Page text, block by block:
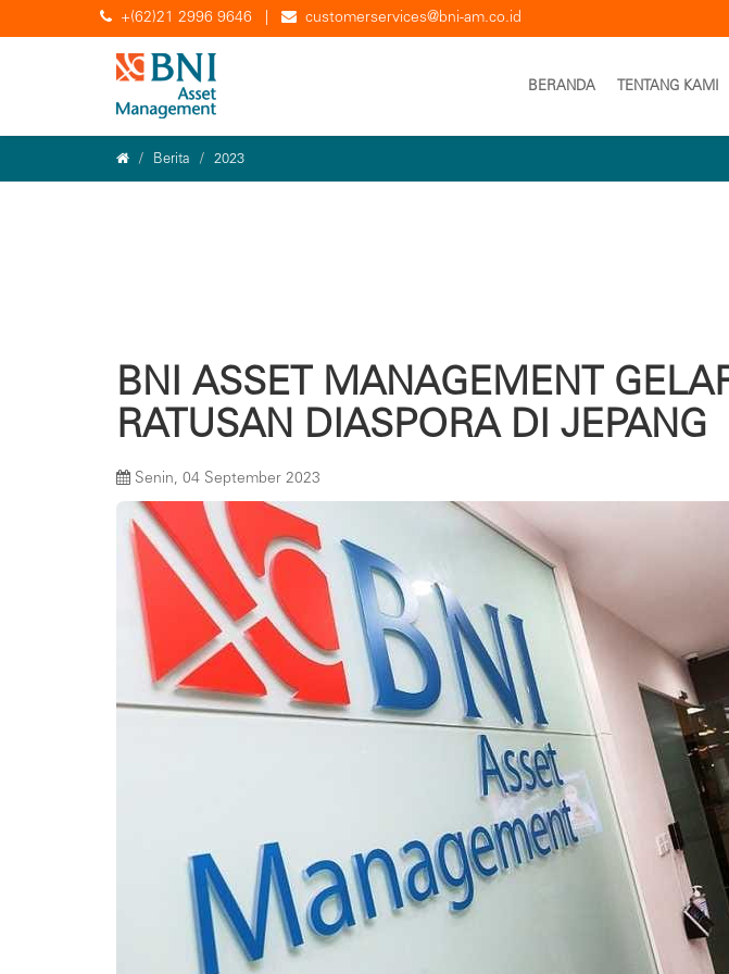
+(62)21 2996 9646 customerservices@bni-am.co.id
BERANDA TENTANG KAMI
Berita 2023
BNI ASSET MANAGEMENT
RATUSAN DIASPORA DI JEPANG
Senin, 04 September 2023